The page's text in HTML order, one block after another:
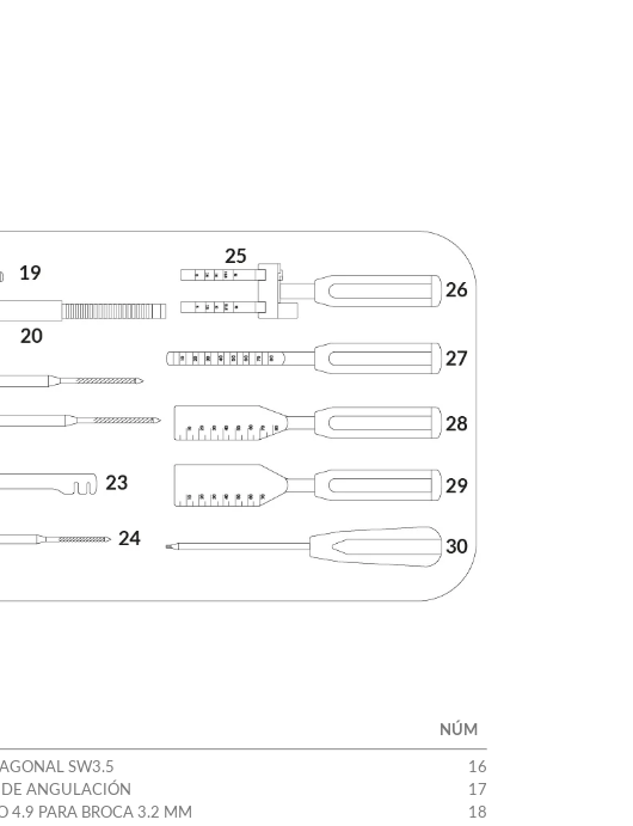
NÚM
SW3.5
16
ANGULACIÓN
17
4.9 PARA BROCA 3.2 MM
18